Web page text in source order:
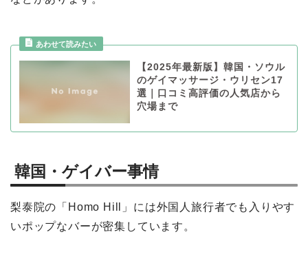
【2025年最新版】韓国・ソウル
のゲイマッサージ・ウリセン17
選｜口コミ高評価の人気店から
穴場まで
韓国・ゲイバー事情
梨泰院の「Homo Hill」には外国人旅行者でも入りやす
いポップなバーが密集しています。